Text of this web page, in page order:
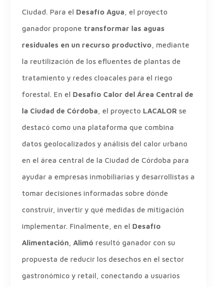
Ciudad. Para el Desafío Agua , el proyecto
ganador propone transformar las aguas
residuales en un recurso productivo , mediante
la reutilización de los efluentes de plantas de
tratamiento y redes cloacales para el riego
forestal. En el Desafío Calor del Área Central de
la Ciudad de Córdoba , el proyecto LACALORse
destacó como una plataforma que combina
datos geolocalizados y análisis del calor urbano
en el área central de la Ciudad de Córdoba para
ayudar a empresas inmobiliarias y desarrollistas a
tomar decisiones informadas sobre dónde
construir, invertir y qué medidas de mitigación
implementar. Finalmente, en el Desafío
Alimentación, Alimó resultó ganador con su
propuesta de reducir los desechos en el sector
gastronómico y retail, conectando a usuarios